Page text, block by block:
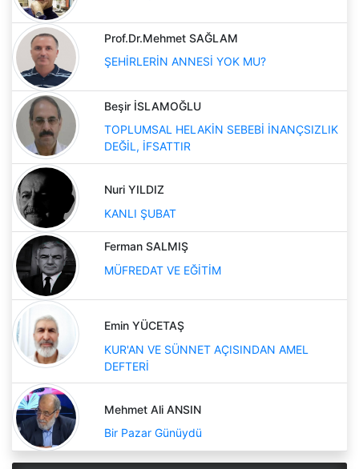
Prof.Dr.Mehmet SAĞLAM
ŞEHİRLERİN ANNESİ YOK MU?
Beşir İSLAMOĞLU
TOPLUMSAL HELAKİN SEBEBİ İNANÇSIZLIK
DEĞİL, İFSATTIR
Nuri YILDIZ
KANLI ŞUBAT
Ferman SALMIŞ
MÜFREDAT VE EĞİTİM
Emin YÜCETAŞ
KUR'AN VE SÜNNET AÇISINDAN AMEL
DEFTERİ
Mehmet Ali ANSIN
Bir Pazar Günüydü